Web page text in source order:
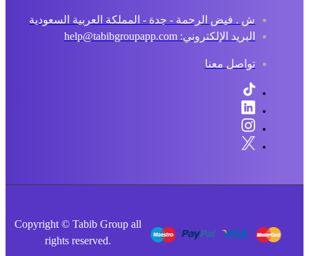
ش . فيض الرحمة - جدة - المملكة العربية السعودية
البريد الإلكتروني: help@tabibgroupapp.com
تواصل معنا
Copyright © Tabib Group all
rights reserved.